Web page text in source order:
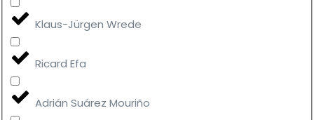
Klaus-Jürgen Wrede
Ricard Efa
Adrián Suárez Mouriño